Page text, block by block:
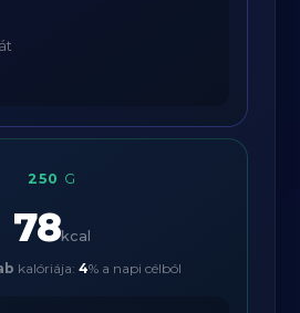
250 G
78kcal
kalóriája: 4% a napi célból